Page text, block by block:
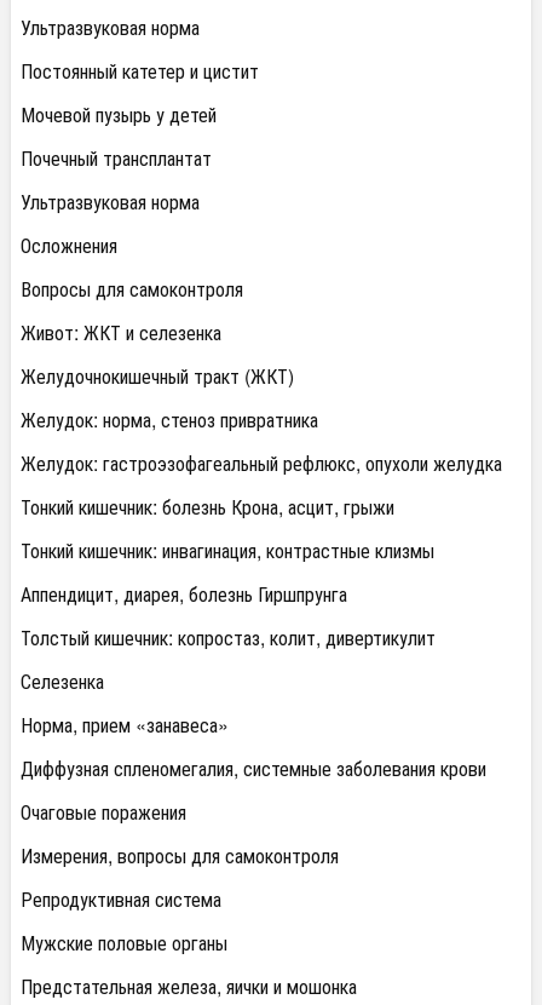
Ультразвуковая норма
Постоянный катетер и цистит
Мочевой пузырь у детей
Почечный трансплантат
Ультразвуковая норма
Осложнения
Вопросы для самоконтроля
Живот: ЖКТ и селезенка
Желудочнокишечный тракт (ЖКТ)
Желудок: норма, стеноз привратника
Желудок: гастроэзофагеальный рефлюкс, опухоли желудка
Тонкий кишечник: болезнь Крона, асцит, грыжи
Тонкий кишечник: инвагинация, контрастные клизмы
Аппендицит, диарея, болезнь Гиршпрунга
Толстый кишечник: копростаз, колит, дивертикулит
Селезенка
Норма, прием «занавеса»
Диффузная спленомегалия, системные заболевания крови
Очаговые поражения
Измерения, вопросы для самоконтроля
Репродуктивная система
Мужские половые органы
Предстательная железа, яички и мошонка